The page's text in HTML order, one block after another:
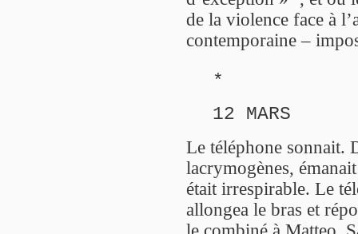
de la violence face à
contemporaine –
*
12 MARS
Le téléphone sonnait.
lacrymogènes,
était irrespirable. Le
allongea le bras et
le combiné à Matteo.